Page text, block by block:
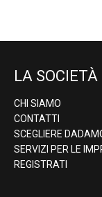
LA SOCIETÀ
CHI SIAMO
CONTATTI
SCEGLIERE
SERVIZI PER LE
REGISTRATI